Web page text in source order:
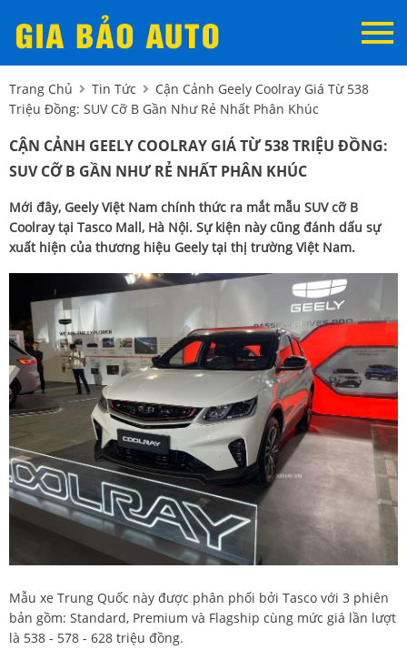
Trang Chủ Tin Tức
Cận Cảnh Geely Coolray Giá Từ 538
Triệu Đồng: SUV Cỡ B Gần Như Rẻ Nhất Phân Khúc
CẬN CẢNH GEELY COOLRAY GIÁ TỪ 538 TRIỆU ĐỒNG:
SUV CỠ B GẦN NHƯ RẺ NHẤT PHÂN KHÚC
Mới đây, Geely Việt Nam chính thức ra mắt mẫu SUV cỡ B
Coolray tại Tasco Mall, Hà Nội. Sự kiện này cũng đánh dấu sự
xuất hiện của thương hiệu Geely tại thị trường Việt Nam.
Mẫu xe Trung Quốc này được phân phối bởi Tasco với 3 phiên
bản gồm: Standard, Premium và Flagship cùng mức giá lần lượt
là 538 - 578 - 628 triệu đồng.